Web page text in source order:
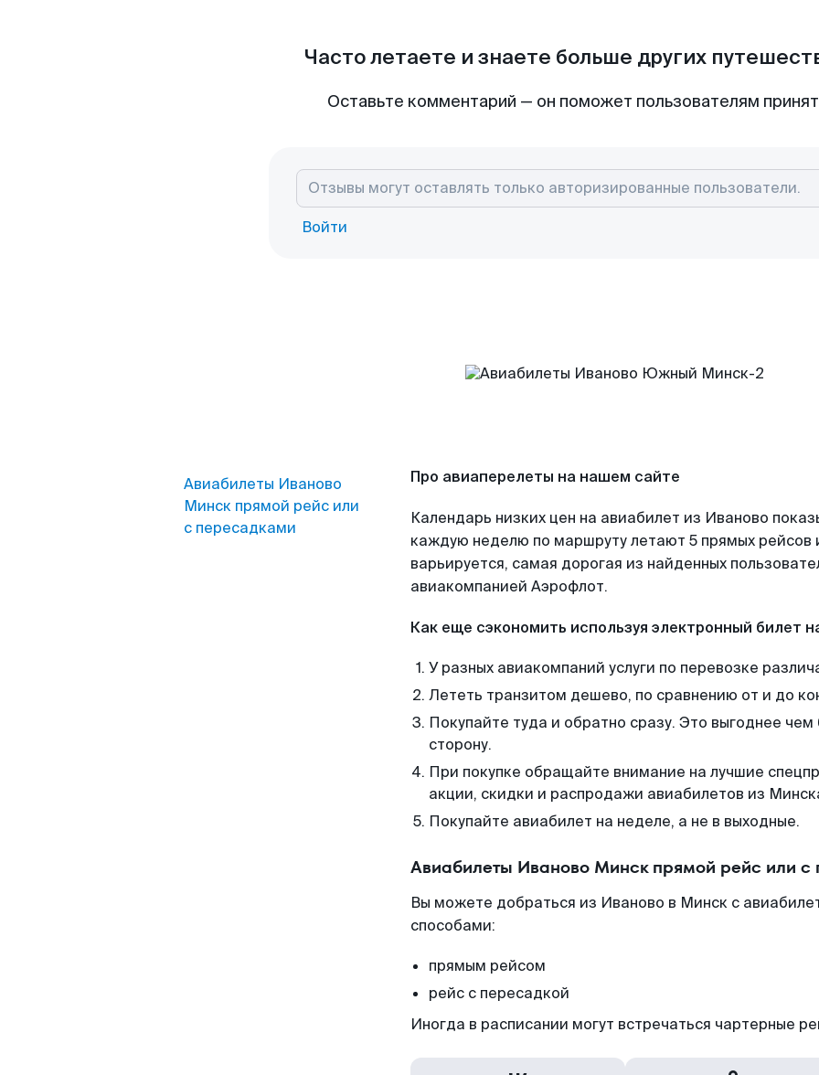
Часто летаете и знаете больше других
Оставьте комментарий — он поможет пользователям
Войти
Авиабилеты Иваново
Минск прямой рейс или
с пересадками
Про авиаперелеты на нашем сайте
Календарь низких цен на авиабилет из Иваново
каждую неделю по маршруту летают 5 прямых рейсов
варьируется, самая дорогая из найденных
авиакомпанией Аэрофлот.
Как еще сэкономить используя электронный билет
У разных авиакомпаний услуги по перевозке
Лететь транзитом дешево, по сравнению от и до
Покупайте туда и обратно сразу. Это выгоднее
сторону.
При покупке обращайте внимание на лучшие
акции, скидки и распродажи авиабилетов из
Покупайте авиабилет на неделе, а не в выходные.
Авиабилеты Иваново Минск прямой рейс или с
Вы можете добраться из Иваново в Минск с
способами:
прямым рейсом
рейс с пересадкой
Иногда в расписании могут встречаться чартерные